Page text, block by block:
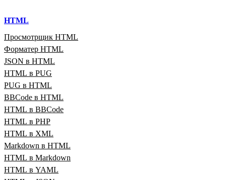
HTML
Просмотрщик HTML
Форматер HTML
JSON в HTML
HTML в PUG
PUG в HTML
BBCode в HTML
HTML в BBCode
HTML в PHP
HTML в XML
Markdown в HTML
HTML в Markdown
HTML в YAML